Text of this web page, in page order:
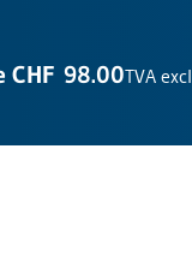
CHF 98.00TVA